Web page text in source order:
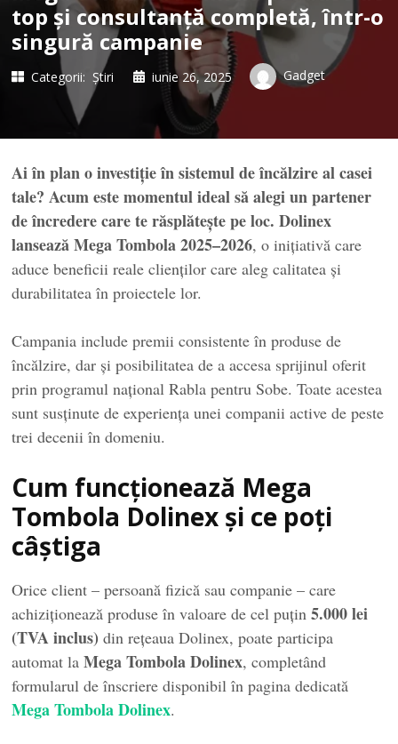
top și consultanță completă, într-o
singură campanie
Categorii: Știri iunie 26, 2025 Gadget
Ai în plan o investiție în sistemul de încălzire al casei
tale? Acum este momentul ideal să alegi un partener
de încredere care te răsplătește pe loc. Dolinex
lansează Mega Tombola 2025–2026, o inițiativă care
aduce beneficii reale clienților care aleg calitatea și
durabilitatea în proiectele lor.
Campania include premii consistente în produse de
încălzire, dar și posibilitatea de a accesa sprijinul oferit
prin programul național Rabla pentru Sobe. Toate acestea
sunt susținute de experiența unei companii active de peste
trei decenii în domeniu.
Cum funcționează Mega
Tombola Dolinex și ce poți
câștiga
Orice client – persoană fizică sau companie – care
achiziționează produse în valoare de cel puțin5.000 lei
(TVA inclus) din rețeaua Dolinex, poate participa
automat laMega Tombola Dolinex, completând
formularul de înscriere disponibil în pagina dedicată
Mega Tombola Dolinex.